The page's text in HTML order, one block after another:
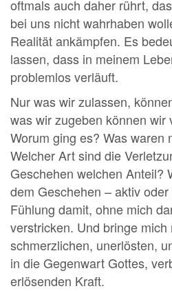
oftmals auch daher rührt,
bei uns nicht wahrhaben
Realität ankämpfen. Es
lassen, dass in meinem
problemlos verläuft.
Nur was wir zulassen,
was wir zugeben können wir
Worum ging es? Was waren
Welcher Art sind die
Geschehen welchen Anteil?
dem Geschehen – aktiv
Fühlung damit, ohne mich
verstricken. Und bringe mich
schmerzlichen, unerlösten,
in die Gegenwart Gottes,
erlösenden Kraft.